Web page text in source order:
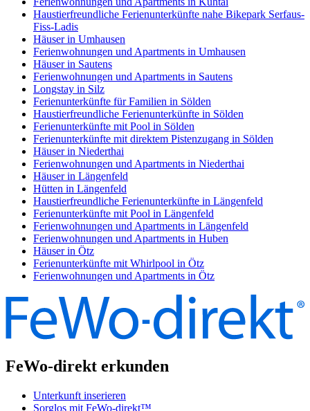
Haustierfreundliche Ferienunterkünfte nahe Bikepark Serfaus-
Fiss-Ladis
Häuser in Umhausen
Ferienwohnungen und Apartments in Umhausen
Häuser in Sautens
Ferienwohnungen und Apartments in Sautens
Longstay in Silz
Ferienunterkünfte für Familien in Sölden
Haustierfreundliche Ferienunterkünfte in Sölden
Ferienunterkünfte mit Pool in Sölden
Ferienunterkünfte mit direktem Pistenzugang in Sölden
Häuser in Niederthai
Ferienwohnungen und Apartments in Niederthai
Häuser in Längenfeld
Hütten in Längenfeld
Haustierfreundliche Ferienunterkünfte in Längenfeld
Ferienunterkünfte mit Pool in Längenfeld
Ferienwohnungen und Apartments in Längenfeld
Ferienwohnungen und Apartments in Huben
Häuser in Ötz
Ferienunterkünfte mit Whirlpool in Ötz
Ferienwohnungen und Apartments in Ötz
FeWo-direkt erkunden
Unterkunft inserieren
Sorglos mit FeWo-direkt™